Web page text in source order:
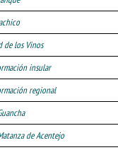
de los Vinos
insular
regional
de Acentejo